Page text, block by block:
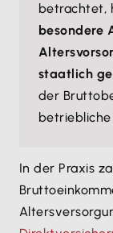
betrachtet,
besondere
staatlich
der
In der Praxis